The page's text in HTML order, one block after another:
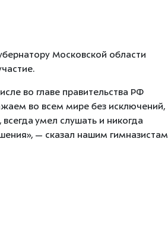
Московской области
во главе правительства РФ
во всем мире без исключений,
умел слушать и никогда
— сказал нашим гимназистам